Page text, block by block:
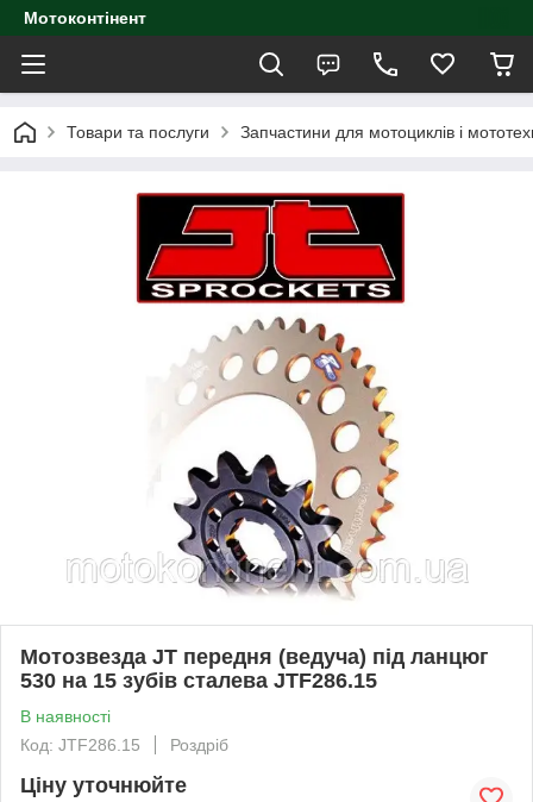
Мотоконтінент
Товари та послуги Запчастини для мотоциклів і
Мотозвезда JT передня (ведуча) під ланцюг
530 на 15 зубів сталева JTF286.15
В наявності
Код: JTF286.15
Роздріб
Ціну уточнюйте